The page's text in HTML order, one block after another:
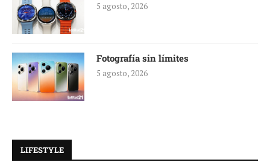
5 agosto, 2026
Fotografía sin límites
5 agosto, 2026
LIFESTYLE